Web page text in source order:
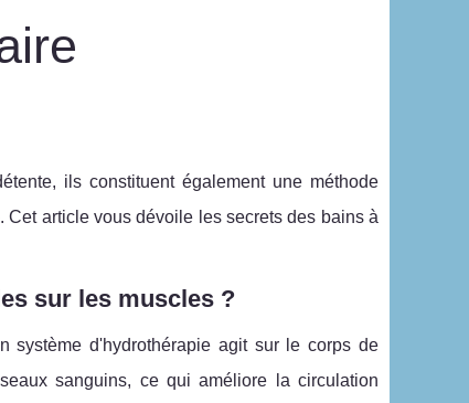
ils constituent également une méthode
article vous dévoile les secrets des bains à
sur les muscles ?
système d'hydrothérapie agit sur le corps de
sanguins, ce qui améliore la circulation